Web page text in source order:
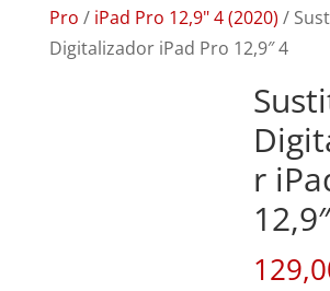
Pro / iPad Pro 12,9" 4 (2020) /
Digitalizador iPad Pro 12,9″ 4
r